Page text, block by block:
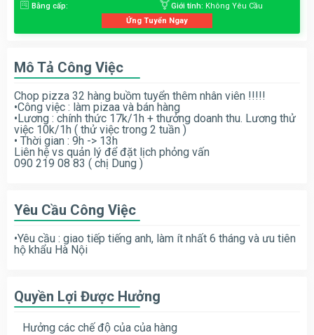
Bằng cấp: Giới tính: Không Yêu Cầu
Ứng Tuyển Ngay
Mô Tả Công Việc
Chop pizza 32 hàng buồm tuyển thêm nhân viên !!!!!
•Công việc : làm pizaa và bán hàng
•Lương : chính thức 17k/1h + thưởng doanh thu. Lương thử
việc 10k/1h ( thử việc trong 2 tuần )
• Thời gian : 9h -> 13h
Liên hệ vs quản lý để đặt lịch phỏng vấn
090 219 08 83 ( chị Dung )
Yêu Cầu Công Việc
•Yêu cầu : giao tiếp tiếng anh, làm ít nhất 6 tháng và ưu tiên
hộ khẩu Hà Nội
Quyền Lợi Được Hưởng
Hưởng các chế độ của của hàng